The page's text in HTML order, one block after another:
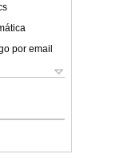
por email